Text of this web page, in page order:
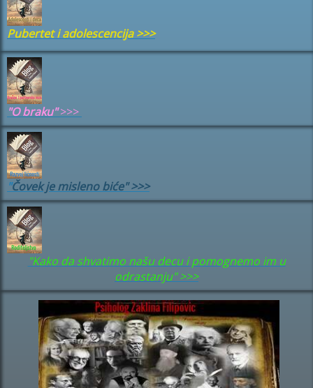
Pubertet i adolescencija>>>
"O braku">>>
"Čovek je misleno biće" >>>
"Kako da shvatimo našu decu i pomognemo im u
odrastanju" >>>